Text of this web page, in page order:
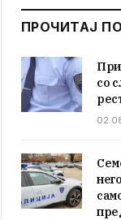
ПРОЧИТАЈ
со